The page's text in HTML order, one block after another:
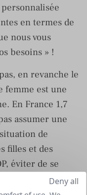
en termes de
nous vous
besoins » !
en revanche le
femme est une
En France 1,7
assumer une
de
filles et des
éviter de se
sortir durantDeny all